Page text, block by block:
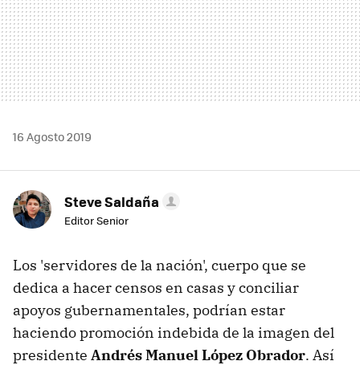
16 Agosto 2019
Steve Saldaña
Editor Senior
Los 'servidores de la nación', cuerpo que se
dedica a hacer censos en casas y conciliar
apoyos gubernamentales, podrían estar
haciendo promoción indebida de la imagen del
presidente Andrés Manuel López Obrador. Así